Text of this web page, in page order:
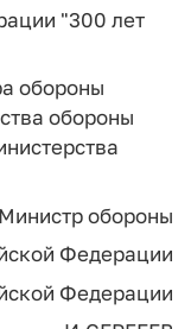
"300 лет
обороны
обороны
Министр обороны
Федерации
Федерации